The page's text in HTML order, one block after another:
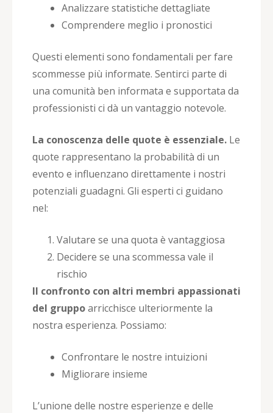
Analizzare statistiche dettagliate
Comprendere meglio i pronostici
Questi elementi sono fondamentali per fare
scommesse più informate. Sentirci parte di
una comunità ben informata e supportata da
professionisti ci dà un vantaggio notevole.
La conoscenza delle quote è essenziale. Le
quote rappresentano la probabilità di un
evento e influenzano direttamente i nostri
potenziali guadagni. Gli esperti ci guidano
nel:
Valutare se una quota è vantaggiosa
Decidere se una scommessa vale il
rischio
Il confronto con altri membri appassionati
del gruppoarricchisce ulteriormente la
nostra esperienza. Possiamo:
Confrontare le nostre intuizioni
Migliorare insieme
L’unione delle nostre esperienze e delle